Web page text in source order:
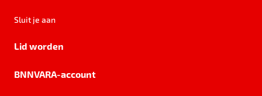
Sluit je aan
Lid worden
BNNVARA-account